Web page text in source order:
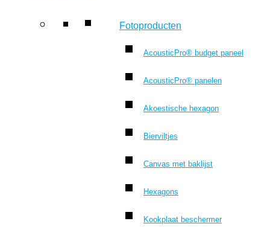
Fotoproducten
AcousticPro® budget paneel
AcousticPro® panelen
Akoestische hexagon
Bierviltjes
Canvas met baklijst
Hexagons
Kookplaat beschermer